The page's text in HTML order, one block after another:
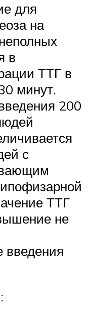
для
на
в
ТТГ в
минут.
200
с
ТТГ
не
введения